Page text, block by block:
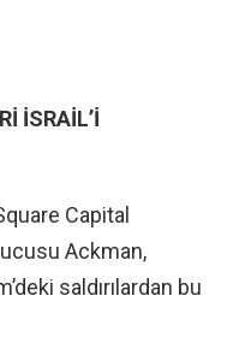
İSRAİL’İ
Capital
Ackman,
saldırılardan bu